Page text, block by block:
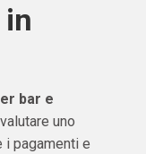
bar e
uno
pagamenti e